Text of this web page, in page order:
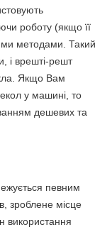
роботу (якщо її
методами. Такий
і врешті-решт
Якщо Вам
у машині, то
дешевих та
певним
зроблене місце
використання